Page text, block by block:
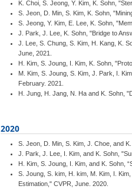
K. Choi, S. Jeong, Y. Kim, K. Sohn,
S. Jeon, D. Min, S. Kim, K. Sohn,
S. Jeong, Y. Kim, E. Lee, K. Sohn,
J. Park, J. Lee, K. Sohn, "Bridge to
J. Lee, S. Chung, S. Kim, H. Kang, K.
June, 2021.
H. Kim, S. Joung, I. Kim, K. Sohn,
M. Kim, S. Joung, S. Kim, J. Park, I.
February. 2021.
H. Jung, H. Jang, N. Ha and K. Sohn,
2020
S. Jeon, D. Min, S. Kim, J. Choe, and
J. Park, J. Lee, I. Kim, and K. Sohn,
H. Kim, S. Joung, I. Kim, and K. Sohn,
S. Joung, S. kim, H. kim, M. Kim, I.
Estimation," CVPR, June. 2020.